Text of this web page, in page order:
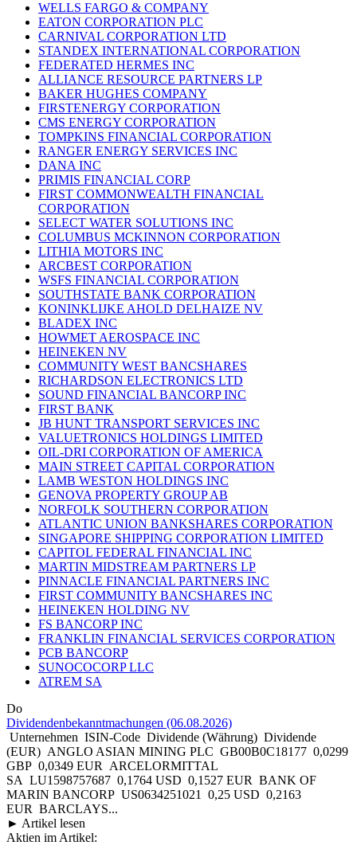
WELLS FARGO & COMPANY
EATON CORPORATION PLC
CARNIVAL CORPORATION LTD
STANDEX INTERNATIONAL CORPORATION
FEDERATED HERMES INC
ALLIANCE RESOURCE PARTNERS LP
BAKER HUGHES COMPANY
FIRSTENERGY CORPORATION
CMS ENERGY CORPORATION
TOMPKINS FINANCIAL CORPORATION
RANGER ENERGY SERVICES INC
DANA INC
PRIMIS FINANCIAL CORP
FIRST COMMONWEALTH FINANCIAL
CORPORATION
SELECT WATER SOLUTIONS INC
COLUMBUS MCKINNON CORPORATION
LITHIA MOTORS INC
ARCBEST CORPORATION
WSFS FINANCIAL CORPORATION
SOUTHSTATE BANK CORPORATION
KONINKLIJKE AHOLD DELHAIZE NV
BLADEX INC
HOWMET AEROSPACE INC
HEINEKEN NV
COMMUNITY WEST BANCSHARES
RICHARDSON ELECTRONICS LTD
SOUND FINANCIAL BANCORP INC
FIRST BANK
JB HUNT TRANSPORT SERVICES INC
VALUETRONICS HOLDINGS LIMITED
OIL-DRI CORPORATION OF AMERICA
MAIN STREET CAPITAL CORPORATION
LAMB WESTON HOLDINGS INC
GENOVA PROPERTY GROUP AB
NORFOLK SOUTHERN CORPORATION
ATLANTIC UNION BANKSHARES CORPORATION
SINGAPORE SHIPPING CORPORATION LIMITED
CAPITOL FEDERAL FINANCIAL INC
MARTIN MIDSTREAM PARTNERS LP
PINNACLE FINANCIAL PARTNERS INC
FIRST COMMUNITY BANCSHARES INC
HEINEKEN HOLDING NV
FS BANCORP INC
FRANKLIN FINANCIAL SERVICES CORPORATION
PCB BANCORP
SUNOCOCORP LLC
ATREM SA
Do
Dividendenbekanntmachungen (06.08.2026)
Unternehmen ISIN-Code Dividende (Währung) Dividende
(EUR) ANGLO ASIAN MINING PLC GB00B0C18177 0,0299
GBP 0,0349 EUR ARCELORMITTAL
SA LU1598757687 0,1764 USD 0,1527 EUR BANK OF
MARIN BANCORP US0634251021 0,25 USD 0,2163
EUR BARCLAYS...
► Artikel lesen
Aktien im Artikel: